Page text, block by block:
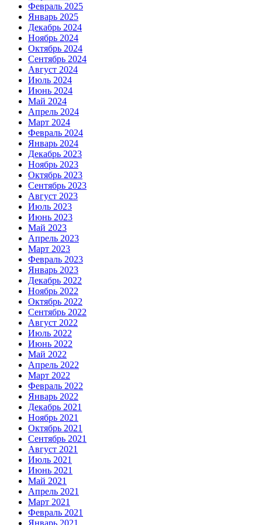
Февраль 2025
Январь 2025
Декабрь 2024
Ноябрь 2024
Октябрь 2024
Сентябрь 2024
Август 2024
Июль 2024
Июнь 2024
Май 2024
Апрель 2024
Март 2024
Февраль 2024
Январь 2024
Декабрь 2023
Ноябрь 2023
Октябрь 2023
Сентябрь 2023
Август 2023
Июль 2023
Июнь 2023
Май 2023
Апрель 2023
Март 2023
Февраль 2023
Январь 2023
Декабрь 2022
Ноябрь 2022
Октябрь 2022
Сентябрь 2022
Август 2022
Июль 2022
Июнь 2022
Май 2022
Апрель 2022
Март 2022
Февраль 2022
Январь 2022
Декабрь 2021
Ноябрь 2021
Октябрь 2021
Сентябрь 2021
Август 2021
Июль 2021
Июнь 2021
Май 2021
Апрель 2021
Март 2021
Февраль 2021